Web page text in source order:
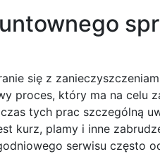
się z
proces, który ma na celu
tych prac szczególną
kurz, plamy i inne
serwisu często